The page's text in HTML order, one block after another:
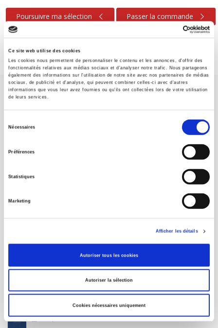
Ce site web utilise des cookies
Les cookies nous permettent de personnaliser le contenu et les annonces, d'offrir des
fonctionnalités relatives aux médias sociaux et d'analyser notre trafic. Nous partageons
également des informations sur l'utilisation de notre site avec nos partenaires de médias
sociaux, de publicité et d'analyse, qui peuvent combiner celles-ci avec d'autres
informations que vous leur avez fournies ou qu'ils ont collectées lors de votre utilisation
de leurs services.
Nécessaires
Préférences
Statistiques
Marketing
Afficher les détails
Autoriser tous les cookies
Autoriser la sélection
Cookies nécessaires uniquement
Poursuivre ma sélection Passer la commande
Maison d'édition dédiée aux sciences humaines et sociales, les
Presses de Sciences Po participent depuis leur création en 1976
à la transmission des savoirs et des idées
FOREIGN RIGHTS
POUR LES LIBRAIRES
MON COMPTE
La France et l'Union européenne
4 sept. 2026